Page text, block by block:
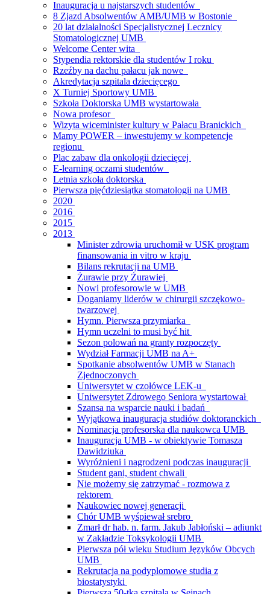
Inauguracja u najstarszych studentów
8 Zjazd Absolwentów AMB/UMB w Bostonie
20 lat działalności Specjalistycznej Lecznicy
Stomatologicznej UMB
Welcome Center wita
Stypendia rektorskie dla studentów I roku
Rzeźby na dachu pałacu jak nowe
Akredytacja szpitala dziecięcego
X Turniej Sportowy UMB
Szkoła Doktorska UMB wystartowała
Nowa profesor
Wizyta wiceminister kultury w Pałacu Branickich
Mamy POWER – inwestujemy w kompetencje
regionu
Plac zabaw dla onkologii dziecięcej
E-learning oczami studentów
Letnia szkoła doktorska
Pierwsza pięćdziesiątka stomatologii na UMB
2020
2016
2015
2013
Minister zdrowia uruchomił w USK program
finansowania in vitro w kraju
Bilans rekrutacji na UMB
Żurawie przy Żurawiej
Nowi profesorowie w UMB
Doganiamy liderów w chirurgii szczękowo-
twarzowej
Hymn. Pierwsza przymiarka
Hymn uczelni to musi być hit
Sezon polowań na granty rozpoczęty
Wydział Farmacji UMB na A+
Spotkanie absolwentów UMB w Stanach
Zjednoczonych
Uniwersytet w czołówce LEK-u
Uniwersytet Zdrowego Seniora wystartował
Szansa na wsparcie nauki i badań
Wyjątkowa inauguracja studiów doktoranckich
Nominacja profesorska dla naukowca UMB
Inauguracja UMB - w obiektywie Tomasza
Dawidziuka
Wyróżnieni i nagrodzeni podczas inauguracji
Student gani, student chwali
Nie możemy się zatrzymać - rozmowa z
rektorem
Naukowiec nowej generacji
Chór UMB wyśpiewał srebro
Zmarł dr hab. n. farm. Jakub Jabłoński – adiunkt
w Zakładzie Toksykologii UMB
Pierwsza pół wieku Studium Języków Obcych
UMB
Rekrutacja na podyplomowe studia z
biostatystyki